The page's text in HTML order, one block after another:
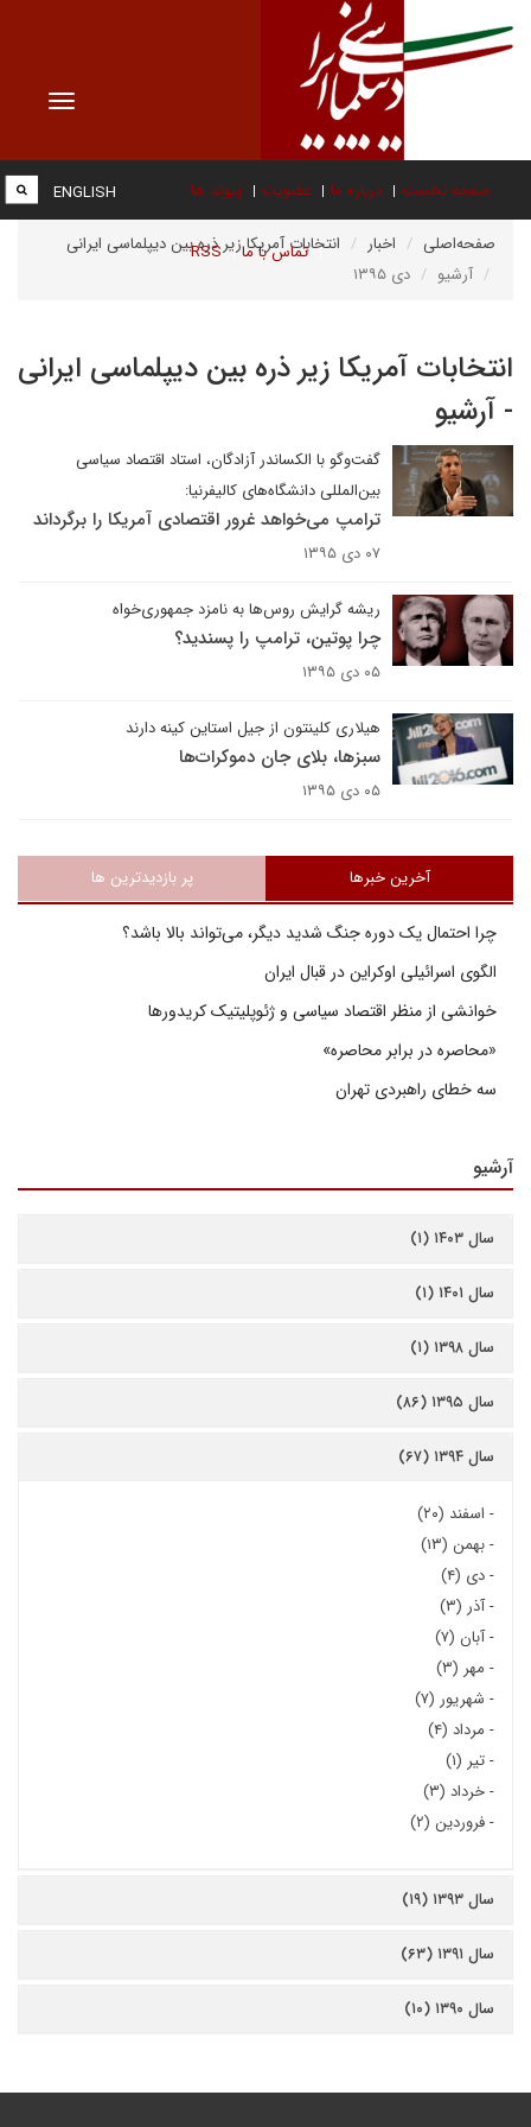
Toggle
صفحه نخست درباره ما عضویت پیوند ها
تماس با ما RSS
ENGLISH
صفحه‌اصلی اخبار
انتخابات آمریکا زیر ذره بین دیپلماسی ایرانی
آرشیو
دی ۱۳۹۵
انتخابات آمریکا زیر ذره بین دیپلماسی ایرانی
- آرشیو
گفت‌و‌گو با الکساندر آزادگان، استاد اقتصاد سیاسی
بین‌المللی دانشگاه‌های کالیفرنیا:
ترامپ می‌خواهد غرور اقتصادی آمریکا را برگرداند
۰۷ دی ۱۳۹۵
ریشه‌ گرایش روس‌ها به نامزد جمهوری‌خواه
چرا پوتین، ترامپ را پسندید؟
۰۵ دی ۱۳۹۵
هیلاری کلینتون از جیل استاین کینه دارند
سبزها، بلای جان دموکرات‌ها
۰۵ دی ۱۳۹۵
آخرین خبرها پر بازدیدترین ها
چرا احتمال یک دوره جنگ شدید دیگر، می‌تواند بالا باشد؟
الگوی اسرائیلی اوکراین در قبال ایران
خوانشی از منظر اقتصاد سیاسی و ژئوپلیتیک کریدورها
«محاصره در برابر محاصره»
سه خطای راهبردی تهران
آرشیو
سال ۱۴۰۳ (۱)
سال ۱۴۰۱ (۱)
سال ۱۳۹۸ (۱)
سال ۱۳۹۵ (۸۶)
سال ۱۳۹۴ (۶۷)
- اسفند (۲۰)
-بهمن (۱۳)
-دی (۴)
-آذر (۳)
-آبان (۷)
- مهر (۳)
- شهریور (۷)
- مرداد (۴)
-تیر (۱)
-خرداد (۳)
-فروردین (۲)
سال ۱۳۹۳ (۱۹)
سال ۱۳۹۱ (۶۳)
سال ۱۳۹۰ (۱۰)